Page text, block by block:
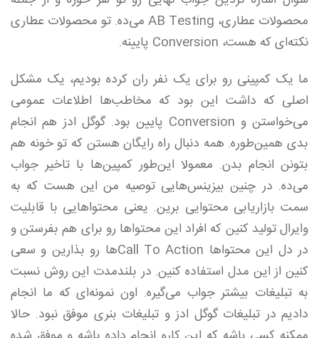
محصولات عطاری، AB Testing می‌ده. تو محصولات عطاری
نکته‌ای که هست، Conversion پایینه.
ما یک کمپینی رو برای یک نفر ران کرده بودیم، یک مشکل
اصلی که داشت این بود که مخاطب‌ها اطلاعات عمومی
می‌خواستن و Conversion پایین بود. گوگل ادز هم انجام
بدی همین‌طوره. همه دنبال راه رایگان هستن که تو خونه هم
بتونن انجام بدن. معمولا این‌طور کمپین‌ها با تاخیر جواب
می‌ده. در چنین بیزینس‌هایی توصیه من این هست که به
سمت بازاریابی محتوایی برین. یعنی محتواهایی با قابلیت
وایرال تولید کنین که افراد این‌ محتواها رو برای هم بفرستن و
در دل این محتواها Call To Actionها رو بذارین و سعی
کنین از این مدل استفاده کنین. در بلندمدت این روش نسبت
به تبلیغات بیشتر جواب می‌گیره. اون نمونه‌ای که ما انجام
دادیم در تبلیغات گوگل ادز و تبلیغات بنری موفق نبود. حالا